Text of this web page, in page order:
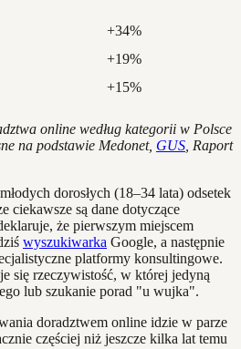
+34%
+19%
+15%
online według kategorii w Polsce
na podstawie Medonet, GUS , Raport
dorosłych (18–34 lata) odsetek
ciekawsze są dane dotyczące
że pierwszym miejscem
wyszukiwarka Google, a następnie
platformy konsultingowe.
się rzeczywistość, w której jedyną
lub szukanie porad "u wujka".
doradztwem online idzie w parze
częściej niż jeszcze kilka lat temu